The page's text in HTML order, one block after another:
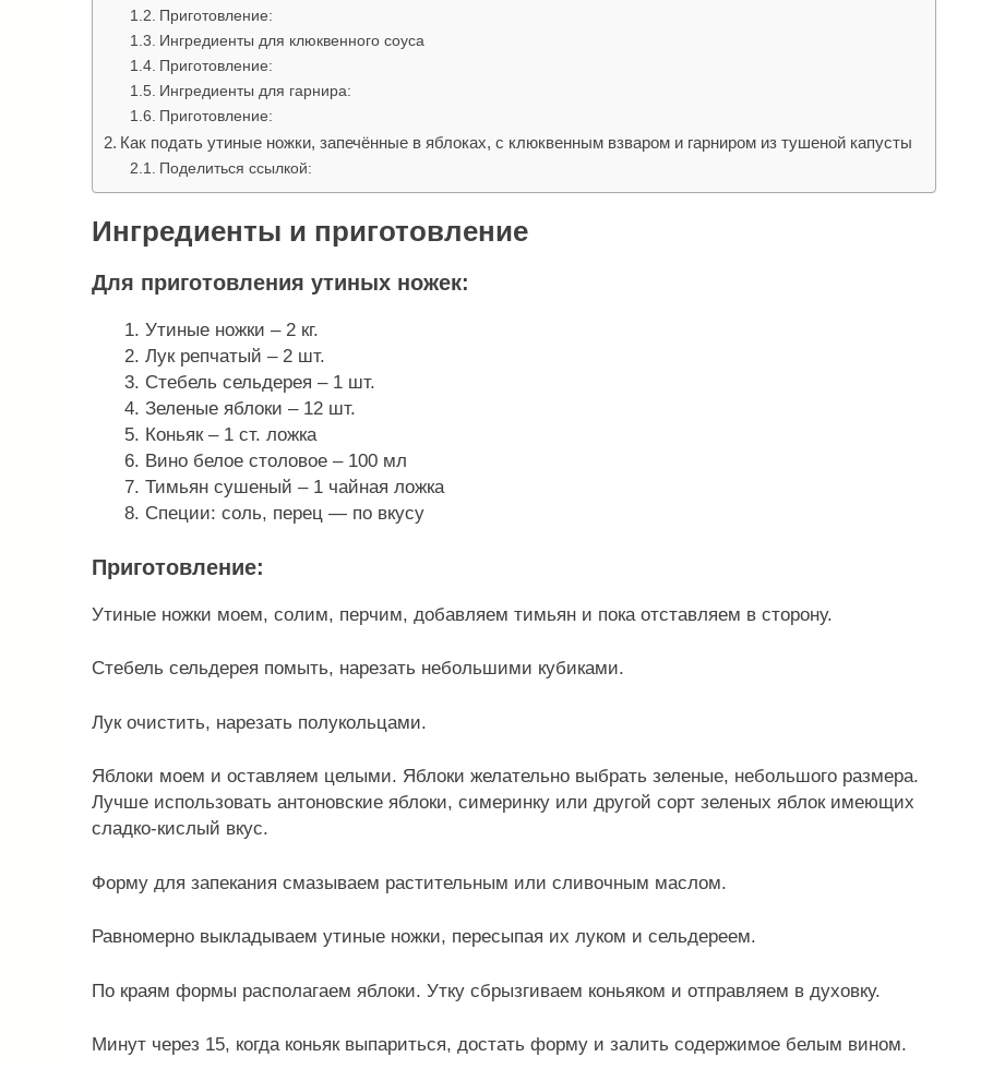
Приготовление:
Ингредиенты для клюквенного соуса
Приготовление:
Ингредиенты для гарнира:
Приготовление:
Как подать утиные ножки, запечённые в яблоках, с клюквенным взваром и гарниром из тушеной капусты
Поделиться ссылкой:
Ингредиенты и приготовление
Для приготовления утиных ножек:
Утиные ножки – 2 кг.
Лук репчатый – 2 шт.
Стебель сельдерея – 1 шт.
Зеленые яблоки – 12 шт.
Коньяк – 1 ст. ложка
Вино белое столовое – 100 мл
Тимьян сушеный – 1 чайная ложка
Специи: соль, перец — по вкусу
Приготовление:
Утиные ножки моем, солим, перчим, добавляем тимьян и пока отставляем в сторону.
Стебель сельдерея помыть, нарезать небольшими кубиками.
Лук очистить, нарезать полукольцами.
Яблоки моем и оставляем целыми. Яблоки желательно выбрать зеленые, небольшого размера.
Лучше использовать антоновские яблоки, симеринку или другой сорт зеленых яблок имеющих
сладко-кислый вкус.
Форму для запекания смазываем растительным или сливочным маслом.
Равномерно выкладываем утиные ножки, пересыпая их луком и сельдереем.
По краям формы располагаем яблоки. Утку сбрызгиваем коньяком и отправляем в духовку.
Минут через 15, когда коньяк выпариться, достать форму и залить содержимое белым вином.